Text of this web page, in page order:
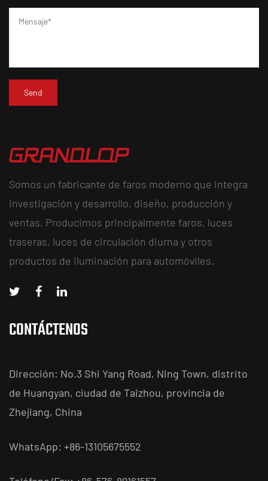
Somos un fabricante de faros moderno que integra
investigación y desarrollo, diseño, producción y
ventas. Producimos principalmente faros, luces
traseras, luces de circulación diurna y otros
productos de iluminación para automóviles.
CONTÁCTENOS
Dirección: No.3 Shi Yang Road, Ning Town, distrito
de Huangyan, ciudad de Taizhou, provincia de
Zhejiang, China
WhatsApp: +86-13105675552